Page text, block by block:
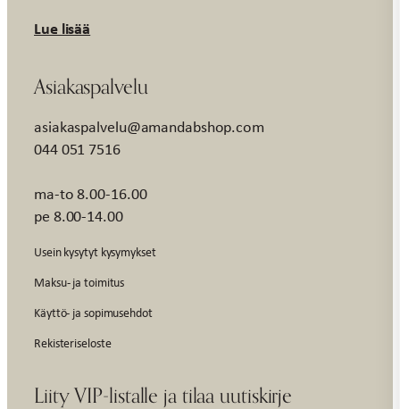
Lue lisää
Asiakaspalvelu
asiakaspalvelu@amandabshop.com
044 051 7516
ma-to 8.00-16.00
pe 8.00-14.00
Usein kysytyt kysymykset
Maksu- ja toimitus
Käyttö- ja sopimusehdot
Rekisteriseloste
Liity VIP-listalle ja tilaa uutiskirje